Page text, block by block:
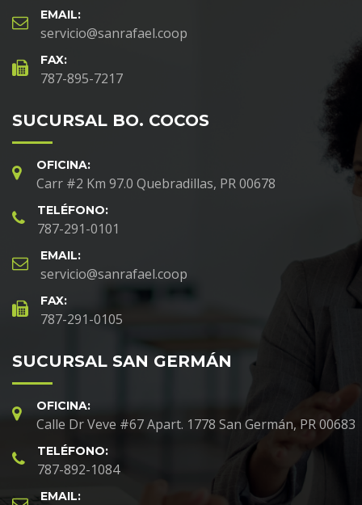
EMAIL:
servicio@sanrafael.coop
FAX:
787-895-7217
SUCURSAL BO. COCOS
OFICINA:
Carr #2 Km 97.0 Quebradillas, PR 00678
TELÉFONO:
787-291-0101
EMAIL:
servicio@sanrafael.coop
FAX:
787-291-0105
SUCURSAL SAN GERMÁN
OFICINA:
Calle Dr Veve #67 Apart. 1778 San Germán, PR 00683
TELÉFONO:
787-892-1084
EMAIL: